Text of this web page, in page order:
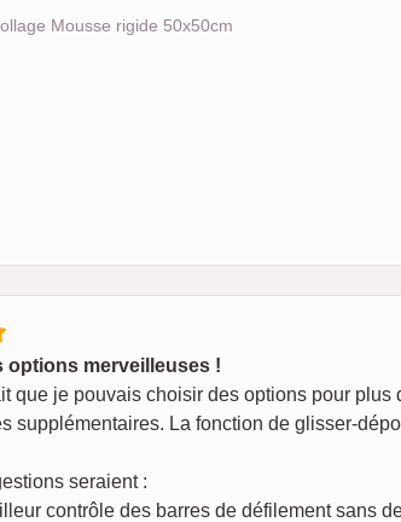
Mousse rigide 50x50cm
options merveilleuses !
que je pouvais choisir des options pour
supplémentaires. La fonction de glisser-
seraient :
contrôle des barres de défilement sans